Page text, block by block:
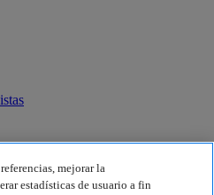
mejorar la
estadísticas de usuario a fin